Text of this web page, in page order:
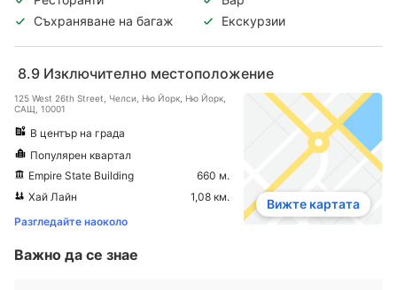
Съхраняване на багаж
Екскурзии
8.9 Изключително местоположение
125 West 26th Street, Челси, Ню Йорк, Ню Йорк,
САЩ, 10001
В център на града
Популярен квартал
Empire State Building
660 м.
Хай Лайн
1,08 км.
Разгледайте наоколо
Вижте картата
Важно да се знае